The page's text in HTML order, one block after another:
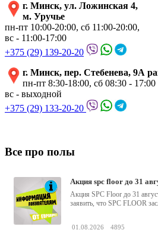
г. Минск, ул. Ложинская 4,
м. Уручье
пн-пт 10:00-20:00, сб 11:00-20:00,
вс - 11:00-17:00
+375 (29) 139-20-20
г. Минск, пер. Стебенева, 9А
пн-пт 8:30-18:00, сб 08:30 - 17:00
вс - выходной
+375 (29) 133-20-20
Все про полы
акция spc floor до 31
Акция SPC Floor до 31
заявить, что SPC FLOOR
01.08.2026 4895